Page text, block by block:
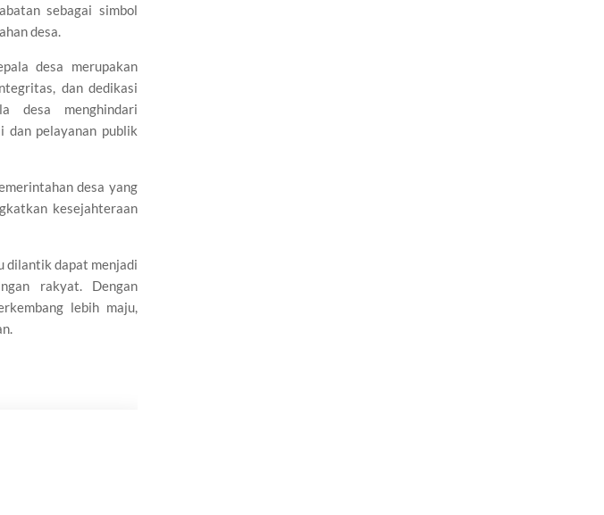
sebagai simbol
desa.
desa merupakan
dan dedikasi
desa menghindari
dan pelayanan publik
desa yang
kesejahteraan
dilantik dapat menjadi
rakyat. Dengan
lebih maju,